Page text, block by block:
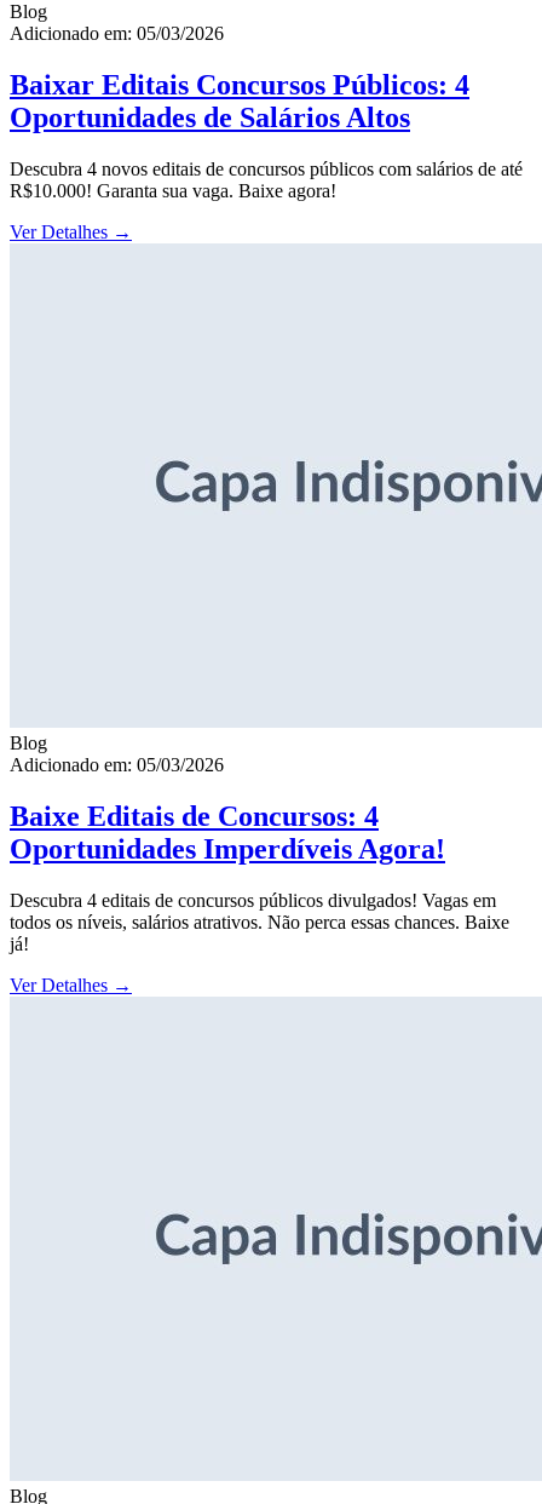
Blog
Adicionado em: 05/03/2026
Baixar Editais Concursos Públicos: 4
Oportunidades de Salários Altos
Descubra 4 novos editais de concursos públicos com salários de até
R$10.000! Garanta sua vaga. Baixe agora!
Ver Detalhes →
Blog
Adicionado em: 05/03/2026
Baixe Editais de Concursos: 4
Oportunidades Imperdíveis Agora!
Descubra 4 editais de concursos públicos divulgados! Vagas em
todos os níveis, salários atrativos. Não perca essas chances. Baixe
já!
Ver Detalhes →
Blog